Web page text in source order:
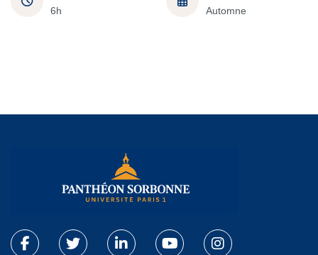
6h
Automne